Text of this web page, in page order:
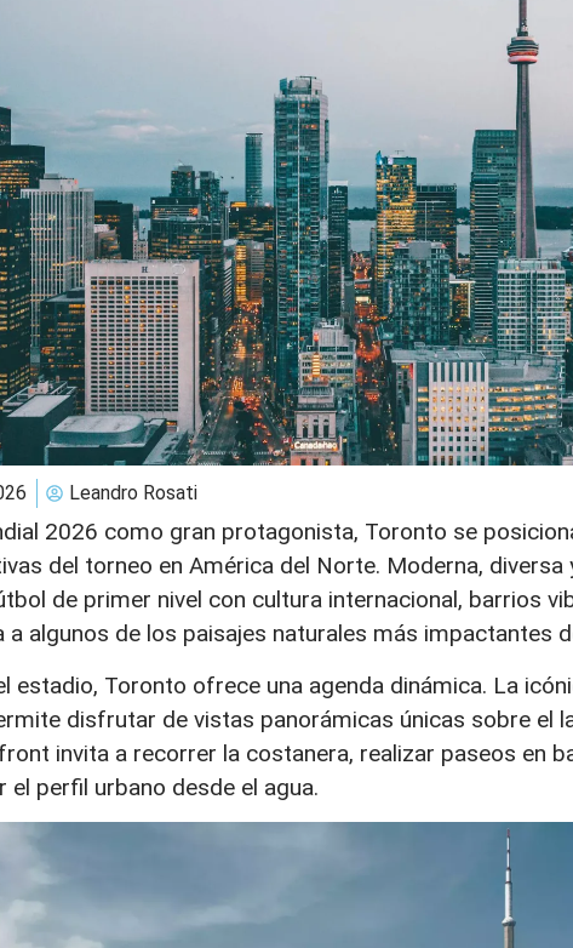
Leandro Rosati
2026 como gran protagonista, Toronto se
del torneo en América del Norte. Moderna,
de primer nivel con cultura internacional, barrios
a algunos de los paisajes naturales más impactantes
estadio, Toronto ofrece una agenda dinámica. La
disfrutar de vistas panorámicas únicas sobre el
invita a recorrer la costanera, realizar paseos en
el perfil urbano desde el agua.